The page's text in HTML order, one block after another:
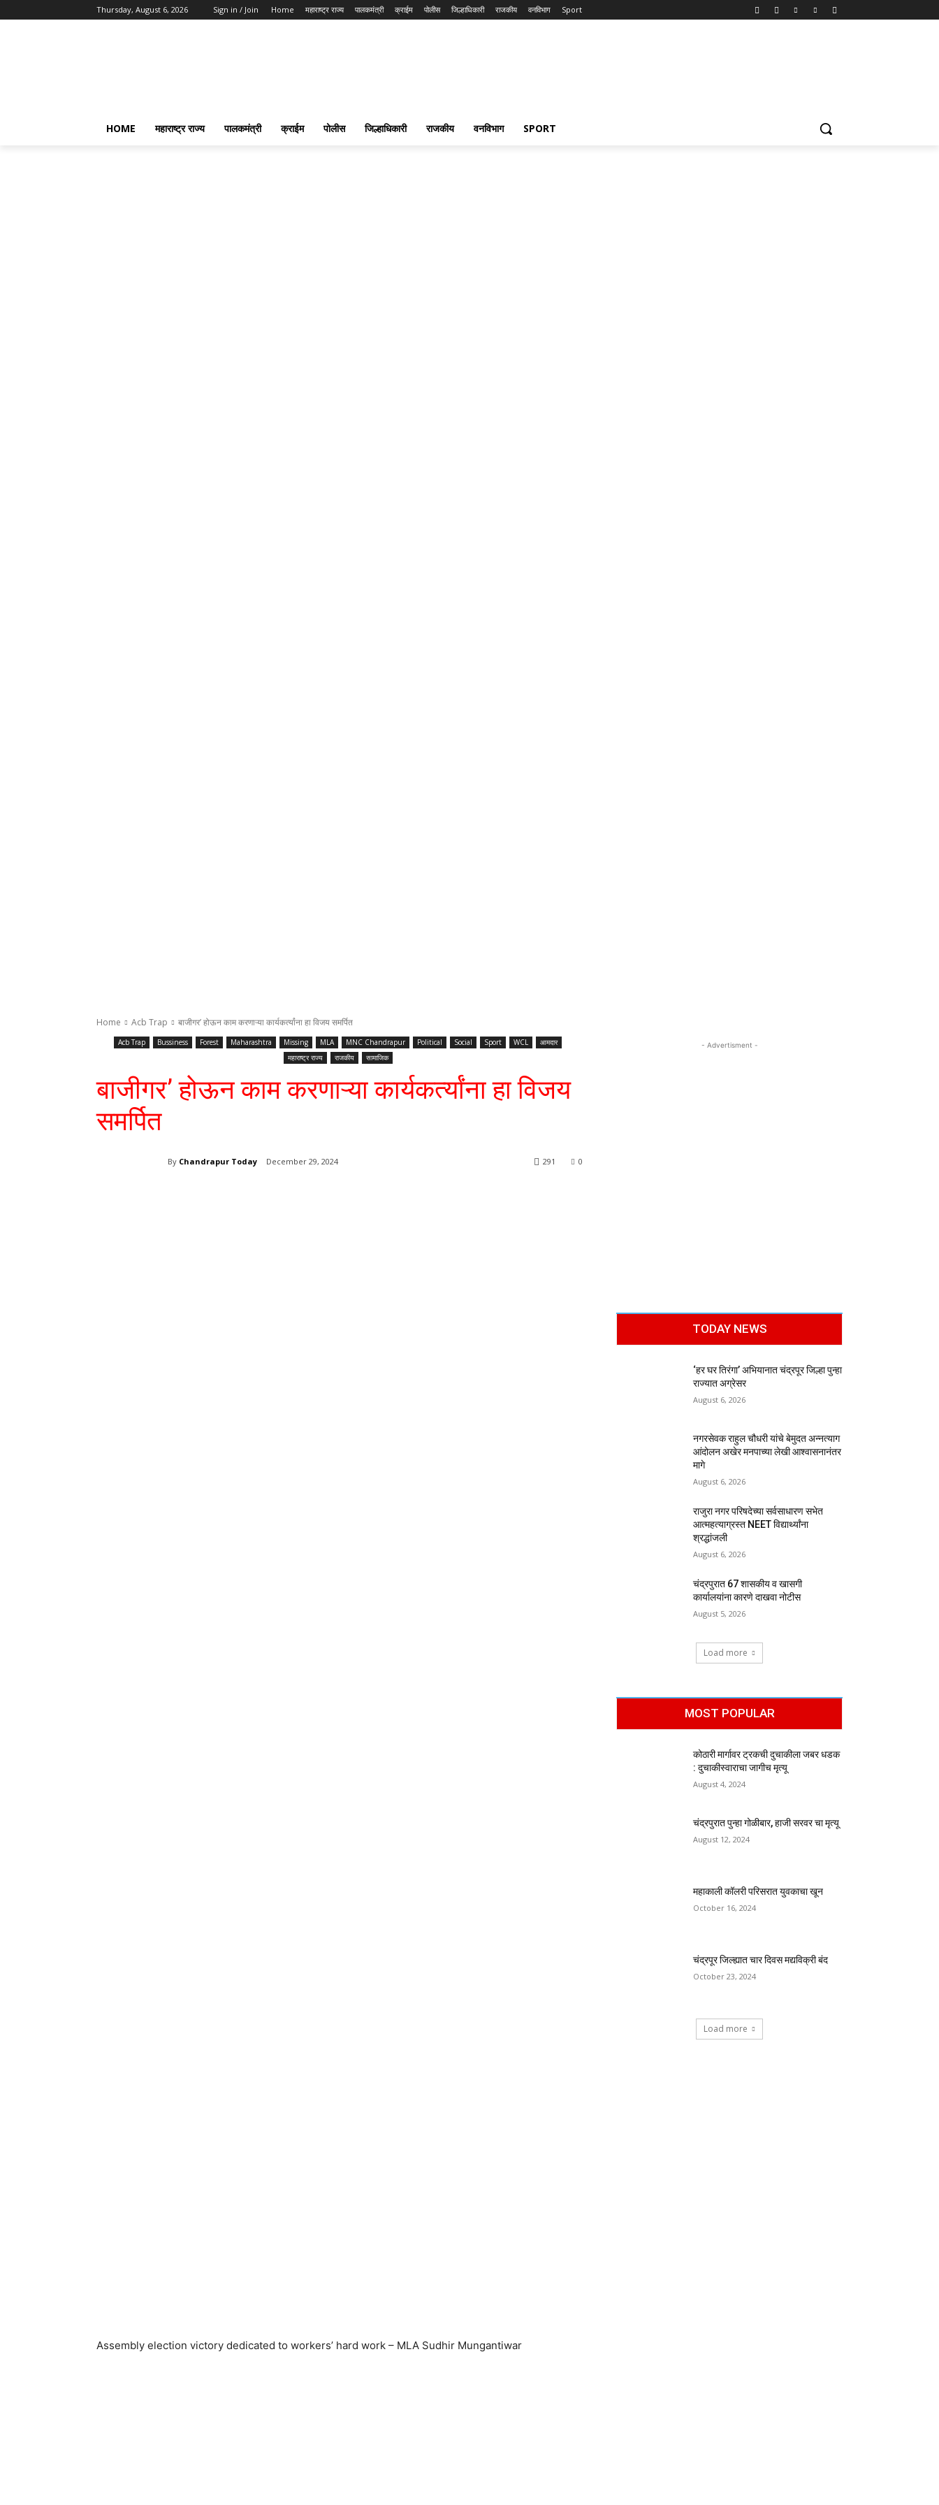
Thursday, August 6, 2026 Sign in / Join Home महाराष्ट्र राज्य पालकमंत्री क्राईम पोलीस जिल्हाधिकारी राजकीय वनविभाग Sport
HOME महाराष्ट्र राज्य पालकमंत्री क्राईम पोलीस जिल्हाधिकारी राजकीय वनविभाग SPORT
Home Acb Trap बाजीगर’ होऊन काम करणाऱ्या कार्यकर्त्यांना हा विजय समर्पित
Acb Trap Bussiness Forest Maharashtra Missing MLA MNC Chandrapur Political Social Sport WCL
आमदार
महाराष्ट्र राज्य
राजकीय सामाजिक
बाजीगर’ होऊन काम करणाऱ्या कार्यकर्त्यांना हा विजय
समर्पित
By Chandrapur Today December 29, 2024 0
291
Assembly election victory dedicated to workers’ hard work – MLA Sudhir Mungantiwar
- Advertisment -
TODAY NEWS
‘हर घर तिरंगा’ अभियानात चंद्रपूर जिल्हा पुन्हा
राज्यात अग्रेसर
August 6, 2026
नगरसेवक राहुल चौधरी यांचे बेमुदत अन्नत्याग
आंदोलन अखेर मनपाच्या लेखी आश्वासनानंतर
मागे
August 6, 2026
राजुरा नगर परिषदेच्या सर्वसाधारण सभेत
आत्महत्याग्रस्त NEET विद्यार्थ्यांना
श्रद्धांजली
August 6, 2026
चंद्रपुरात 67 शासकीय व खासगी
कार्यालयांना कारणे दाखवा नोटीस
August 5, 2026
Load more
MOST POPULAR
कोठारी मार्गावर ट्रकची दुचाकीला जबर धडक
: दुचाकीस्वाराचा जागीच मृत्यू
August 4, 2024
चंद्रपुरात पुन्हा गोळीबार, हाजी सरवर चा मृत्यू
August 12, 2024
महाकाली कॉलरी परिसरात युवकाचा खून
October 16, 2024
चंद्रपूर जिल्ह्यात चार दिवस मद्यविक्री बंद
October 23, 2024
Load more